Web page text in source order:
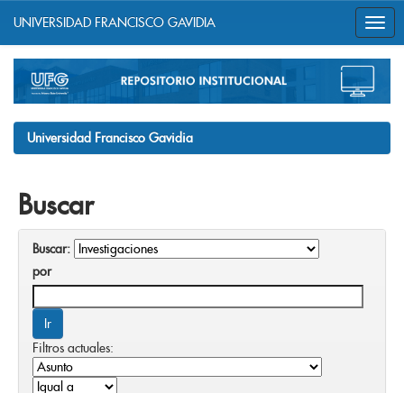
navigation
UNIVERSIDAD FRANCISCO GAVIDIA
Universidad Francisco Gavidia
Buscar
Buscar:
por
Filtros actuales: